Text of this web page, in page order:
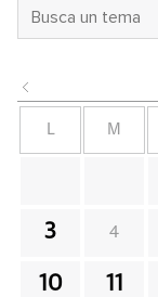
M
3 4
10 11